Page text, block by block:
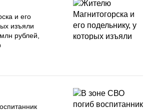
и его
изъяли
рублей,